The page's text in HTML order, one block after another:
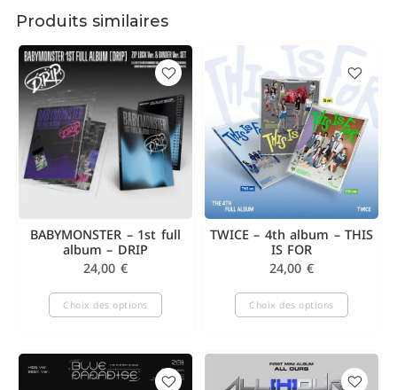
Produits similaires
BABYMONSTER – 1st full
album – DRIP
24,00 €
Choix des options
TWICE – 4th album – THIS
IS FOR
24,00 €
Choix des options